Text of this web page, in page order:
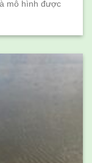
mô hình được